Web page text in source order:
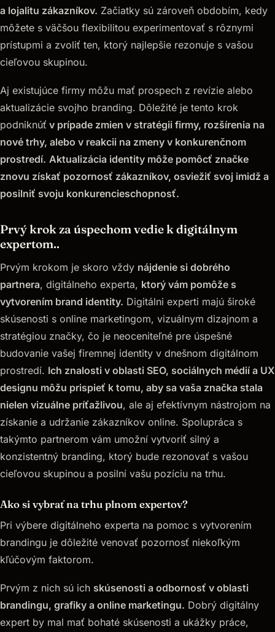
a lojalitu zákazníkov. Začiatky sú zároveň obdobím, kedy
môžete s väčšou flexibilitou experimentovať s rôznymi
prístupmi a zvoliť ten, ktorý najlepšie rezonuje s vašou
cieľovou skupinou.
Aj existujúce firmy môžu mať prospech z revízie alebo
aktualizácie svojho branding. Dôležité je tento krok
podniknúť v prípade zmien v stratégii firmy, rozšírenia na
nové trhy, alebo v reakcii na zmeny v konkurenčnom
prostredí. Aktualizácia identity môže pomôcť značke
znovu získať pozornosť zákazníkov, osviežiť svoj imidž a
posilniť svoju konkurencieschopnosť.
Prvý krok za úspechom vedie k digitálnym
expertom..
Prvým krokom je skoro vždy nájdenie si dobrého
partnera, digitálneho experta, ktorý vám pomôže s
vytvorením brand identity. Digitálni experti majú široké
skúsenosti s online marketingom, vizuálnym dizajnom a
stratégiou značky, čo je neoceniteľné pre úspešné
budovanie vašej firemnej identity v dnešnom digitálnom
prostredí. Ich znalosti v oblasti SEO, sociálnych médií a UX
designu môžu prispieť k tomu, aby sa vaša značka stala
nielen vizuálne príťažlivou, ale aj efektívnym nástrojom na
získanie a udržanie zákazníkov online. Spolupráca s
takýmto partnerom vám umožní vytvoriť silný a
konzistentný branding, ktorý bude rezonovať s vašou
cieľovou skupinou a posilní vašu pozíciu na trhu.
Ako si vybrať na trhu plnom expertov?
Pri výbere digitálneho experta na pomoc s vytvorením
brandingu je dôležité venovať pozornosť niekoľkým
kľúčovým faktorom.
Prvým z nich sú ich skúsenosti a odbornosť v oblasti
brandingu, grafiky a online marketingu. Dobrý digitálny
expert by mal mať bohaté skúsenosti a ukážky práce,